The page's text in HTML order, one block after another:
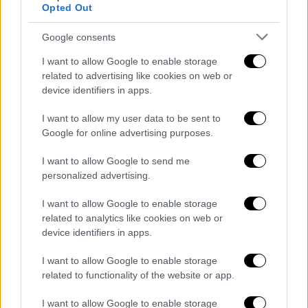
Opted Out
Google consents
I want to allow Google to enable storage
related to advertising like cookies on web or
device identifiers in apps.
I want to allow my user data to be sent to
Google for online advertising purposes.
I want to allow Google to send me
personalized advertising.
I want to allow Google to enable storage
related to analytics like cookies on web or
device identifiers in apps.
I want to allow Google to enable storage
related to functionality of the website or app.
I want to allow Google to enable storage
κινδυνεύουν να τον κάνουν να φαίνεται ως
αλαζόνας». Και συνέχισε υπογραμμίζοντας
πως ….πρωθυπουργό διαλέγει ο λαός, δεν
διαλέγει οκ. Ανδρουλάκης .
Ουσιαστικά όσο πιο κοντά θα έρχονται οι
μονομαχίες ανάμεσα στηΝέα Δημοκρατία
και τοΚίνημα Αλλαγής, με δεδομένο
άλλωστε πως διεκδικούν το κεντρώο
ακροατήριο.
Το timing της επόμενης αναμέτρησης
Ο χρόνος τηςεπόμενης εκλογικής
αναμέτρησης παραμένει στην πρώτη γραμμή
των πολιτικών συζητήσεων και για το θέμα